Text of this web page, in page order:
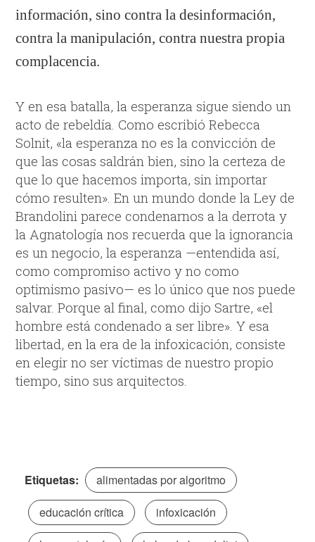
información, sino contra la desinformación,
contra la manipulación, contra nuestra propia
complacencia.
Y en esa batalla, la esperanza sigue siendo un
acto de rebeldía. Como escribió Rebecca
Solnit, «la esperanza no es la convicción de
que las cosas saldrán bien, sino la certeza de
que lo que hacemos importa, sin importar
cómo resulten». En un mundo donde la Ley de
Brandolini parece condenarnos a la derrota y
la Agnatología nos recuerda que la ignorancia
es un negocio, la esperanza —entendida así,
como compromiso activo y no como
optimismo pasivo— es lo único que nos puede
salvar. Porque al final, como dijo Sartre, «el
hombre está condenado a ser libre». Y esa
libertad, en la era de la infoxicación, consiste
en elegir no ser víctimas de nuestro propio
tiempo, sino sus arquitectos.
Etiquetas:
alimentadas por algoritmo
educación crítica
infoxicación